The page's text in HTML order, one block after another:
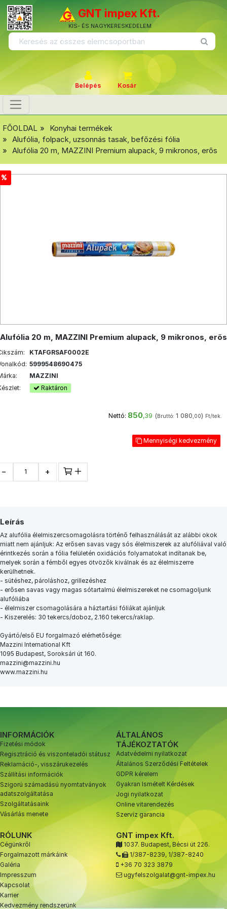
GNT impex Kft.
KIS- ÉS NAGYKERESKEDELEM
Belépés Kosár
FŐOLDAL
Konyhai termékek
Alufólia, folpack, uzsonnás tasak, befőzési fólia
Alufólia 20 m, MAZZINI Premium alupack, 9 mikronos, erős
Alufólia 20 m, MAZZINI Premium alupack, 9 mikronos, erős
KTAFGRSAF0002E
5999548690475
MAZZINI
Raktáron
Nettó: 850,39 (Bruttó: 1 080,00) Ft/tek.
Mennyiségi kedvezmény
− +
Leírás
Az alufólia élelmiszercsomagolásra történő felhasználását az alábbi okok
miatt nem ajánljuk: Az erősen savas vagy sós élelmiszerek az alufóliával való
érintkezés során a fólia felületén oxidációs folyamatokat indítanak be,
melyek során a fémből egyes ötvözők kiválnak és az élelmiszerre
kerülhetnek.
- sütéshez, pároláshoz, grillezéshez
- erősen savas vagy magas sótartalmú élelmiszereket ne csomagoljunk
alufóliába
- élelmiszer csomagolására a háztartási fóliákat ajánljuk
- Kiszerelés: 30 tekercs/doboz, 2.160 tekercs/raklap.
Gyártó/első EU forgalmazó elérhetősége:
Mazzini International Kft
1095 Budapest, Soroksári út 160.
mazzini@mazzini.hu
www.mazzini.hu
INFORMÁCIÓK
Fizetési módok
Regisztráció és viszonteladói státusz
Reklamáció-, visszárukezelés
Szállítási információk
Szigorú számadású nyomtatványok
adatszolgáltatása
Szolgáltatásaink
Vásárlás menete
ÁLTALÁNOS
TÁJÉKOZTATÓK
Adatvédelmi nyilatkozat
Általános Szerződési Feltételek
GDPR kérelem
Gyakran Ismételt Kérdések
Jogi nyilatkozat
Online vitarendezés
Szervíz garancia
RÓLUNK
Cégünkről
Forgalmazott márkáink
Galéria
Impresszum
Kapcsolat
Karrier
Kedvezmény rendszerünk
GNT impex Kft.
1037. Budapest, Bécsi út 226.
1/387-8239, 1/387-8240
+36 70 323 3879
ugyfelszolgalat@gnt-impex.hu